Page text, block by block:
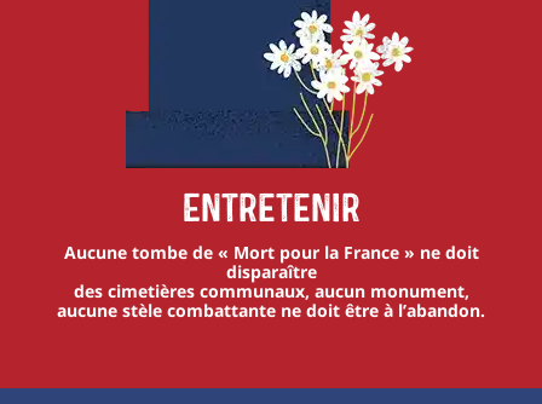
Entretenir
Aucune tombe de « Mort pour la France » ne doit
disparaître
des cimetières communaux, aucun monument,
aucune stèle combattante ne doit être à l’abandon.